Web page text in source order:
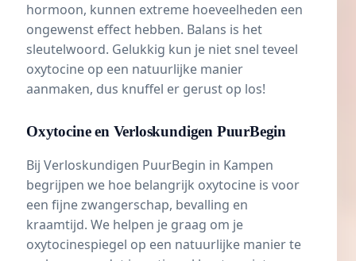
hormoon, kunnen extreme hoeveelheden een
ongewenst effect hebben. Balans is het
sleutelwoord. Gelukkig kun je niet snel teveel
oxytocine op een natuurlijke manier
aanmaken, dus knuffel er gerust op los!
Oxytocine en Verloskundigen PuurBegin
Bij Verloskundigen PuurBegin in Kampen
begrijpen we hoe belangrijk oxytocine is voor
een fijne zwangerschap, bevalling en
kraamtijd. We helpen je graag om je
oxytocinespiegel op een natuurlijke manier te